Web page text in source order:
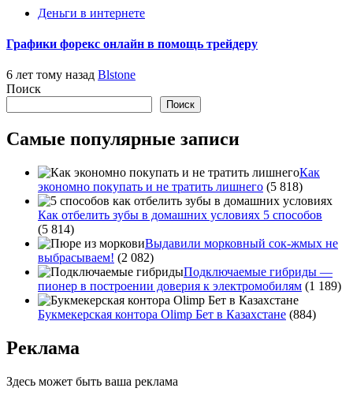
Деньги в интернете
Графики форекс онлайн в помощь трейдеру
6 лет тому назад Blstone
Поиск
Поиск
Самые популярные записи
Как
экономно покупать и не тратить лишнего (5 818)
Как отбелить зубы в домашних условиях 5 способов
(5 814)
Выдавили морковный сок-жмых не
выбрасываем! (2 082)
Подключаемые гибриды —
пионер в построении доверия к электромобилям (1 189)
Букмекерская контора Olimp Бет в Казахстане (884)
Реклама
Здесь может быть ваша реклама